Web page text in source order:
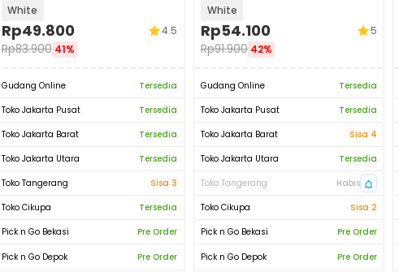
White
Rp49.800
Rp83.900 41%
4.5
Gudang Online
Tersedia
Toko Jakarta Pusat
Tersedia
Toko Jakarta Barat
Tersedia
Toko Jakarta Utara
Tersedia
Toko Tangerang
Sisa 3
Toko Cikupa
Tersedia
Pick n Go Bekasi
Pre Order
Pick n Go Depok Pre Order
White
Rp54.100
Rp91.900 42%
5
Gudang Online
Tersedia
Toko Jakarta Pusat
Tersedia
Toko Jakarta Barat
Sisa 4
Toko Jakarta Utara
Tersedia
Toko Tangerang
Habis
Toko Cikupa
Sisa 2
Pick n Go Bekasi
Pre Order
Pick n Go Depok Pre Order